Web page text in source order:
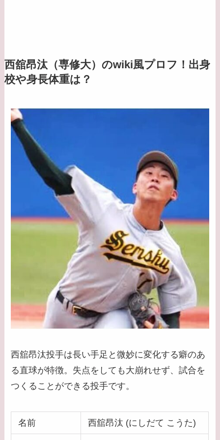
西舘昂汰（専修大）のwiki風プロフ！出身
校や身長体重は？
西舘昂汰投手は長い手足と微妙に変化する癖のあ
る直球が特徴。失点をしても大崩れせず、試合を
つくることができる投手です。
名前 西舘昂汰 (にしだて こうた)